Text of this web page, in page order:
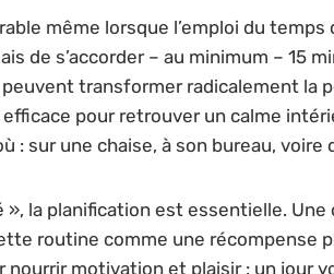
même lorsque l’emploi du
de s’accorder – au minimum –
transformer radicalement la
pour retrouver un calme
: sur une chaise, à son bureau,
la planification est essentielle.
routine comme une
nourrir motivation et plaisir : un jour